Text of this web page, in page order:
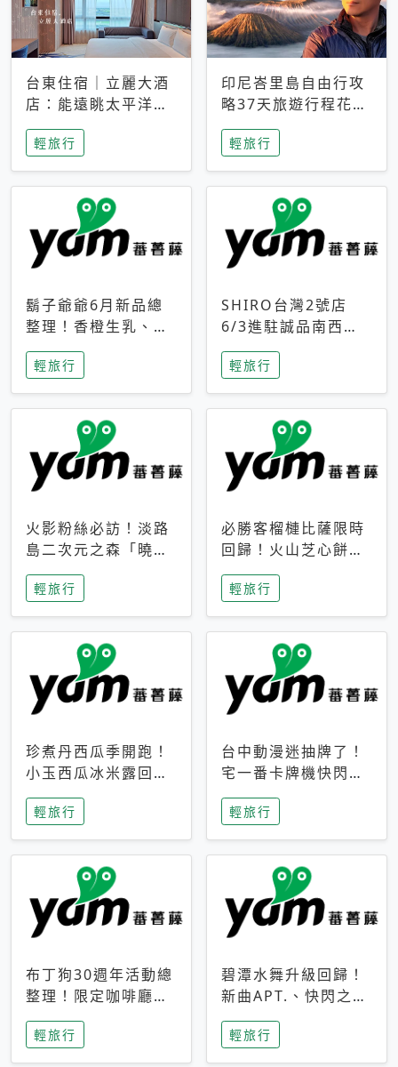
台東住宿｜立麗大酒
店：能遠眺太平洋與
中央山脈，被田野包
圍的台東度假感住宿
輕旅行
印尼峇里島自由行攻
略37天旅遊行程花費
5萬台幣 ❤️別等退休
才去圓夢 (附8.5萬次
下載峇里島地圖)😍
輕旅行
鬍子爺爺6月新品總
整理！香橙生乳、青
檸乳酪到PAPA磁
鐵，販售細節一次看
輕旅行
SHIRO台灣2號店
6/3進駐誠品南西！
限定香氛「果茶」與
永續店裝同步亮相
輕旅行
火影粉絲必訪！淡路
島二次元之森「曉」
解謎任務9月起全面
支援中文
輕旅行
必勝客榴槤比薩限時
回歸！火山芝心餅
皮、榴槤冰淇淋到樂
事聯名一次開吃
輕旅行
珍煮丹西瓜季開跑！
小玉西瓜冰米露回
歸，4公升分享壺也
成今夏焦點
輕旅行
台中動漫迷抽牌了！
宅一番卡牌機快閃草
悟道，15大人氣IP一
次開抽
輕旅行
布丁狗30週年活動總
整理！限定咖啡廳、
生日派對到路跑活動
一次看
輕旅行
碧潭水舞升級回歸！
新曲APT.、快閃之夜
到飛板秀，初夏夜遊
亮點一次看
輕旅行